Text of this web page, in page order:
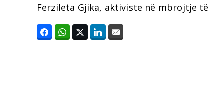
Ferzileta Gjika, aktiviste në mbrojtje